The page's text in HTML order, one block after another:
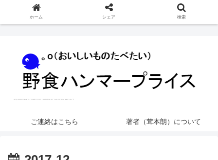
ご連絡はこちら 著者（茸本朗）について
ホーム シェア 検索